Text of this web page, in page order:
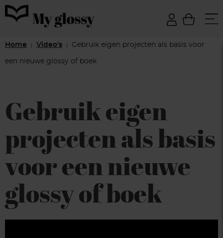
Home Video's Gebruik eigen projecten als basis voor
een nieuwe glossy of boek
Gebruik eigen
projecten als basis
voor een nieuwe
glossy of boek